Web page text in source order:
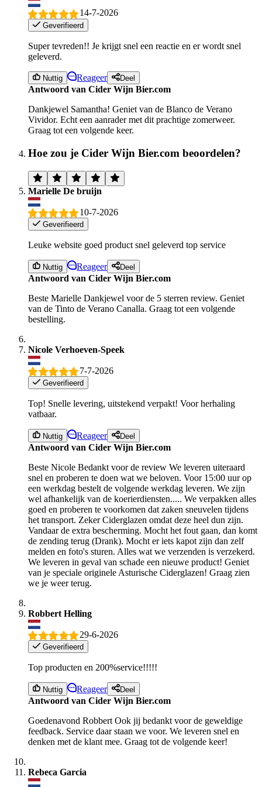
14-7-2026
Geverifieerd
Super tevreden!! Je krijgt snel een reactie en er wordt snel
geleverd.
Nuttig Reageer Deel
Antwoord van Cider Wijn Bier.com
Dankjewel Samantha! Geniet van de Blanco de Verano
Vividor. Echt een aanrader met dit prachtige zomerweer.
Graag tot een volgende keer.
Hoe zou je Cider Wijn Bier.com beoordelen?
Marielle De bruijn
10-7-2026
Geverifieerd
Leuke website goed product snel geleverd top service
Nuttig Reageer Deel
Antwoord van Cider Wijn Bier.com
Beste Marielle Dankjewel voor de 5 sterren review. Geniet
van de Tinto de Verano Canalla. Graag tot een volgende
bestelling.
Nicole Verhoeven-Speek
7-7-2026
Geverifieerd
Top! Snelle levering, uitstekend verpakt! Voor herhaling
vatbaar.
Nuttig Reageer Deel
Antwoord van Cider Wijn Bier.com
Beste Nicole Bedankt voor de review We leveren uiteraard
snel en proberen te doen wat we beloven. Voor 15:00 uur op
een werkdag bestelt de volgende werkdag leveren. We zijn
wel afhankelijk van de koerierdiensten..... We verpakken alles
goed en proberen te voorkomen dat zaken sneuvelen tijdens
het transport. Zeker Ciderglazen omdat deze heel dun zijn.
Vandaar de extra bescherming. Mocht het fout gaan, dan komt
de zending terug (Drank). Mocht er iets kapot zijn dan zelf
melden en foto's sturen. Alles wat we verzenden is verzekerd.
We leveren in geval van schade een nieuwe product! Geniet
van je speciale originele Asturische Ciderglazen! Graag zien
we je weer terug.
Robbert Helling
29-6-2026
Geverifieerd
Top producten en 200%service!!!!!
Nuttig Reageer Deel
Antwoord van Cider Wijn Bier.com
Goedenavond Robbert Ook jij bedankt voor de geweldige
feedback. Service daar staan we voor. We leveren snel en
denken met de klant mee. Graag tot de volgende keer!
Rebeca Garcia